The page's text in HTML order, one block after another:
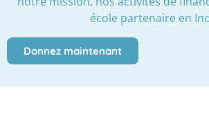
école partenaire en
Donnez maintenant